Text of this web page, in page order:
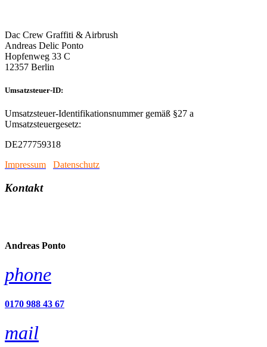
Dac Crew Graffiti & Airbrush
Andreas Delic Ponto
Hopfenweg 33 C
12357 Berlin
Umsatzsteuer-ID:
Umsatzsteuer-Identifikationsnummer gemäß §27 a
Umsatzsteuergesetz:
DE277759318
Impressum
Datenschutz
Kontakt
Andreas Ponto
phone
0170 988 43 67
mail